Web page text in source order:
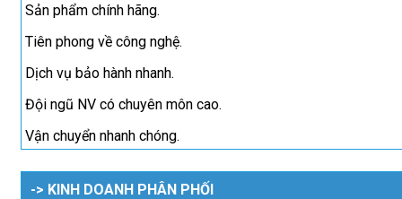
Sản phẩm chính hãng.
Tiên phong về công nghệ.
Dịch vụ bảo hành nhanh.
Đội ngũ NV có chuyên môn cao.
Vận chuyển nhanh chóng.
-> KINH DOANH PHÂN PHỐI